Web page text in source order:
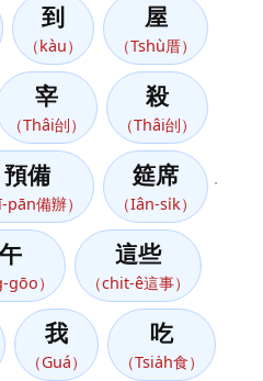
到
（kàu）
屋
（Tshù厝）
宰
（Thâi刣）
殺
（Thâi刣）
預備
pān備辦）
筵席
（Iân-si̍k）
gōo）
這些
（chit-ê這事）
我
（Guá）
吃
（Tsia̍h食）